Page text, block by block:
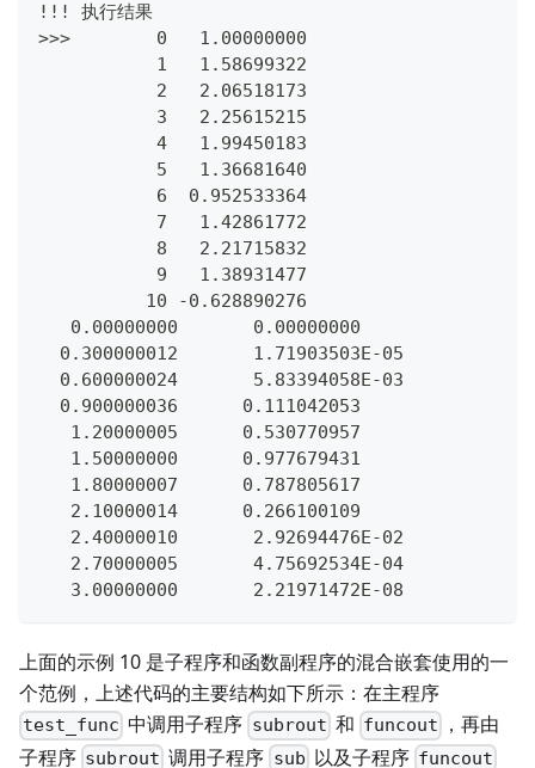
!!! 执行结果
>>>        0   1.00000000
           1   1.58699322
           2   2.06518173
           3   2.25615215
           4   1.99450183
           5   1.36681640
           6  0.952533364
           7   1.42861772
           8   2.21715832
           9   1.38931477
          10 -0.628890276
   0.00000000       0.00000000
  0.300000012       1.71903503E-05
  0.600000024       5.83394058E-03
  0.900000036      0.111042053
   1.20000005      0.530770957
   1.50000000      0.977679431
   1.80000007      0.787805617
   2.10000014      0.266100109
   2.40000010       2.92694476E-02
   2.70000005       4.75692534E-04
   3.00000000       2.21971472E-08
上面的示例 10 是子程序和函数副程序的混合嵌套使用的一
个范例，上述代码的主要结构如下所示：在主程序
test_func 中调用子程序 subrout 和 funcout
，再由
子程序 subrout 调用子程序 sub 以及子程序 funcout